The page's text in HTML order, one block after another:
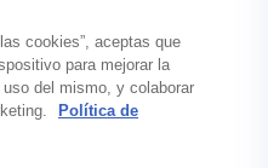
cookies”, aceptas que
para mejorar la
del mismo, y colaborar
Política de